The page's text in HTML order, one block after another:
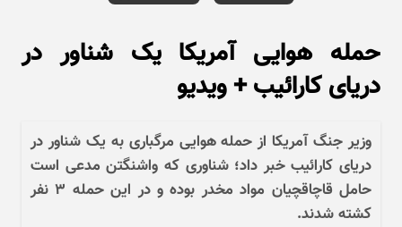
حمله هوایی آمریکا یک شناور در
دریای کارائیب + ویدیو
وزیر جنگ آمریکا از حمله هوایی مرگباری به یک شناور در
دریای کارائیب خبر داد؛ شناوری که واشنگتن مدعی است
حامل قاچاقچیان مواد مخدر بوده و در این حمله ۳ نفر
کشته شدند.